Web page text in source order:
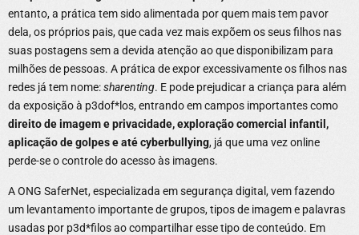
entanto, a prática tem sido alimentada por quem mais tem pavor
dela, os próprios pais, que cada vez mais expõem os seus filhos nas
suas postagens sem a devida atenção ao que disponibilizam para
milhões de pessoas. A prática de expor excessivamente os filhos nas
redes já tem nome:sharenting. E pode prejudicar a criança para além
da exposição à p3dof*los, entrando em campos importantes como
direito de imagem e privacidade, exploração comercial infantil,
aplicação de golpes e até cyberbullying, já que uma vez online
perde-se o controle do acesso às imagens.
A ONG SaferNet, especializada em segurança digital, vem fazendo
um levantamento importante de grupos, tipos de imagem e palavras
usadas por p3d*filos ao compartilhar esse tipo de conteúdo. Em